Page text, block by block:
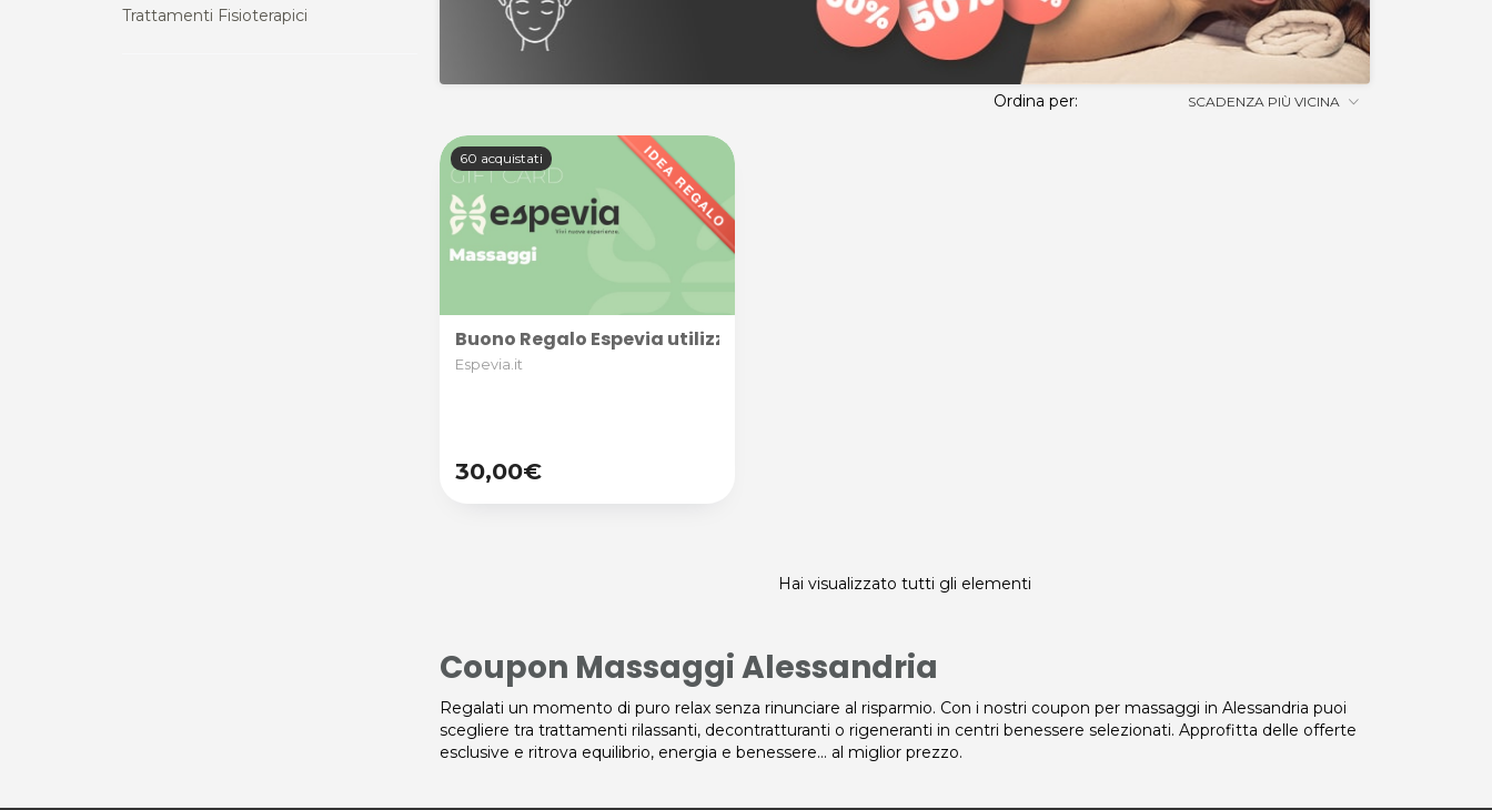
Trattamenti Fisioterapici
Ordina per: SCADENZA PIÙ VICINA
60 acquistati
Buono Regalo Espevia utilizzabile nella categoria MASSAGGI, disponibile in diversi tagli, perfetto per i tuoi
Espevia.it
30,00€
Hai visualizzato tutti gli elementi
Coupon Massaggi Alessandria
Regalati un momento di puro relax senza rinunciare al risparmio. Con i nostri coupon per massaggi in Alessandria puoi
scegliere tra trattamenti rilassanti, decontratturanti o rigeneranti in centri benessere selezionati. Approfitta delle offerte
esclusive e ritrova equilibrio, energia e benessere… al miglior prezzo.